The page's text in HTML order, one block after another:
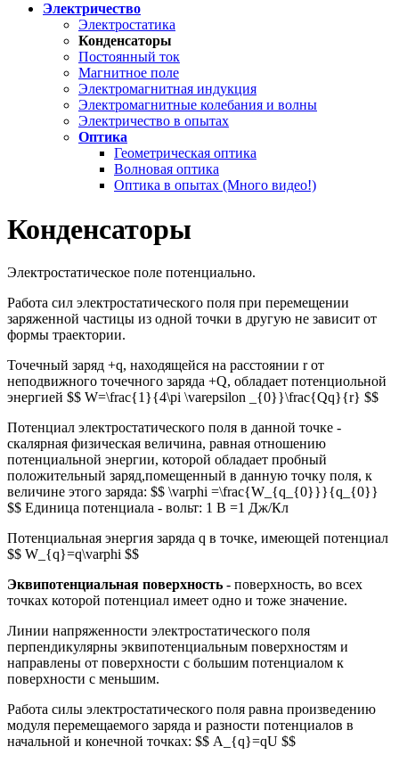
Электричество
Электростатика
Конденсаторы
Постоянный ток
Магнитное поле
Электромагнитная индукция
Электромагнитные колебания и волны
Электричество в опытах
Оптика
Геометрическая оптика
Волновая оптика
Оптика в опытах (Много видео!)
Конденсаторы
Электростатическое поле потенциально.
Работа сил электростатического поля при перемещении
заряженной частицы из одной точки в другую не зависит от
формы траектории.
Точечный заряд +q, находящейся на расстоянии r от
неподвижного точечного заряда +Q, обладает потенциольной
энергией $$ W=\frac{1}{4\pi \varepsilon _{0}}\frac{Qq}{r} $$
Потенциал электростатического поля в данной точке -
скалярная физическая величина, равная отношению
потенциальной энергии, которой обладает пробный
положительный заряд,помещенный в данную точку поля, к
величине этого заряда: $$ \varphi =\frac{W_{q_{0}}}{q_{0}}
$$ Единица потенциала - вольт: 1 В =1 Дж/Кл
Потенциальная энергия заряда q в точке, имеющей потенциал
$$ W_{q}=q\varphi $$
Эквипотенциальная поверхность - поверхность, во всех
точках которой потенциал имеет одно и тоже значение.
Линии напряженности электростатического поля
перпендикулярны эквипотенциальным поверхностям и
направлены от поверхности с большим потенциалом к
поверхности с меньшим.
Работа силы электростатического поля равна произведению
модуля перемещаемого заряда и разности потенциалов в
начальной и конечной точках: $$ A_{q}=qU $$